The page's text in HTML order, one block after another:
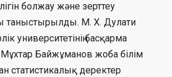
болжау және зерттеу
таныстырылды. М. Х. Дулати
университетінің басқарма
Байжұманов жоба білім
статистикалық деректер